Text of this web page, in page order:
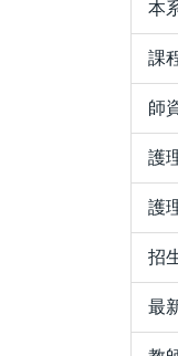
本
課
師
護
護
招
最